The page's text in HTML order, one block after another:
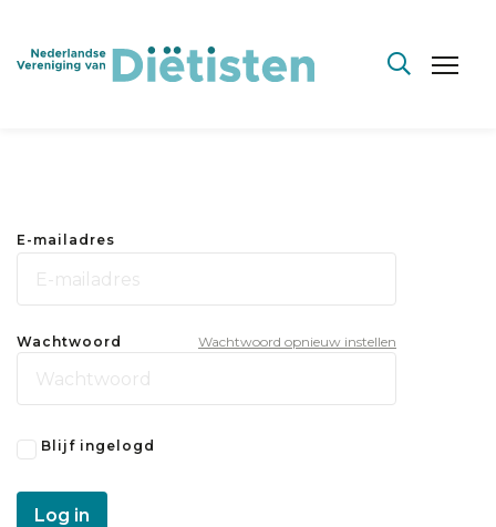
E-mailadres
Wachtwoord Wachtwoord opnieuw instellen
Blijf ingelogd
Log in